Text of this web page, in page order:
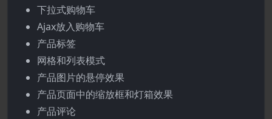
下拉式购物车
Ajax放入购物车
产品标签
网格和列表模式
产品图片的悬停效果
产品页面中的缩放框和灯箱效果
产品评论